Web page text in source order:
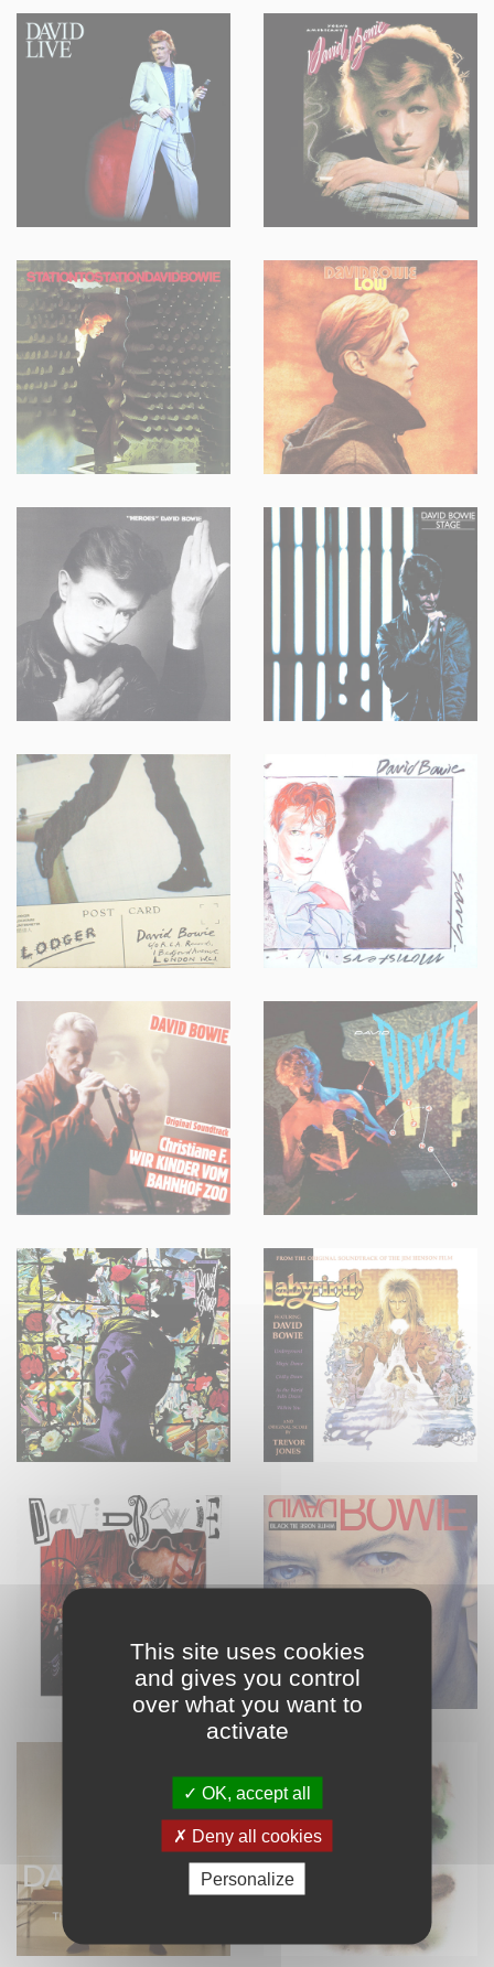
This site uses cookies
and gives you control
over what you want to
activate
OK, accept all
Deny all cookies
Personalize